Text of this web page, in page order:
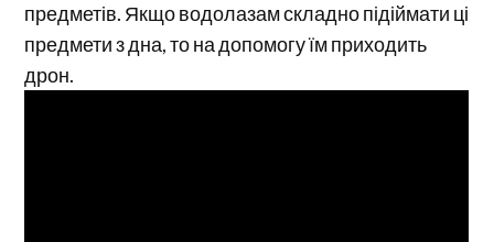
предметів. Якщо водолазам складно підіймати ці
предмети з дна, то на допомогу їм приходить
дрон.